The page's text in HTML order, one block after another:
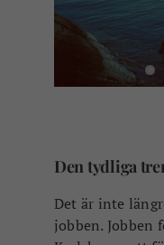
Den tydliga
Det är inte
jobben. Jobben